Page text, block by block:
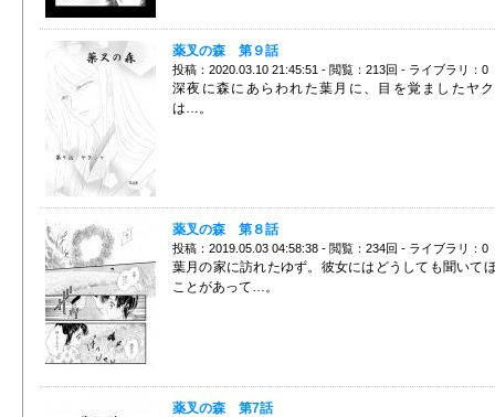
薬叉の森 第９話
投稿：2020.03.10 21:45:51 - 閲覧：213回 - ライブラリ：0
深夜に森にあらわれた葉月に、目を覚ましたヤ
は…。
薬叉の森 第８話
投稿：2019.05.03 04:58:38 - 閲覧：234回 - ライブラリ：0
葉月の家に訪れたゆず。彼女にはどうしても聞いて
ことがあって…。
薬叉の森 第7話